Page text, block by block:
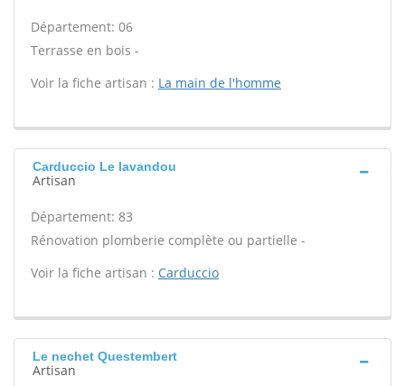
Département: 06
Terrasse en bois -
Voir la fiche artisan : La main de l'homme
Carduccio Le lavandou
Artisan
Département: 83
Rénovation plomberie complète ou partielle -
Voir la fiche artisan : Carduccio
Le nechet Questembert
Artisan